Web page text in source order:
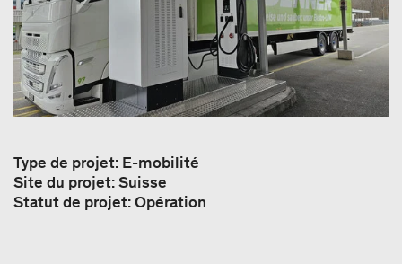
Type de projet: E-mobilité
Site du projet: Suisse
Statut de projet: Opération